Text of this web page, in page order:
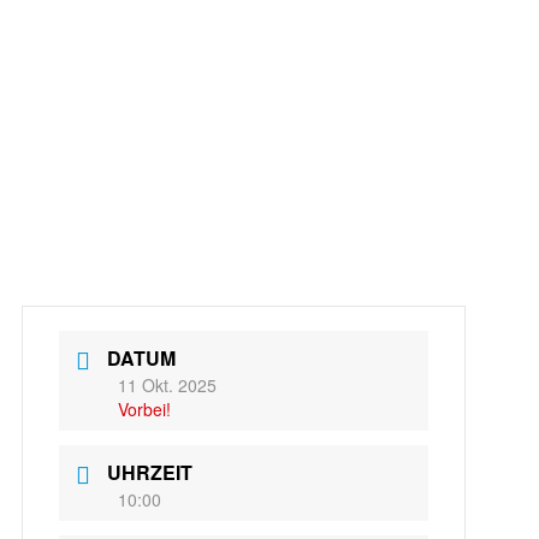
DATUM
11 Okt. 2025
Vorbei!
UHRZEIT
10:00